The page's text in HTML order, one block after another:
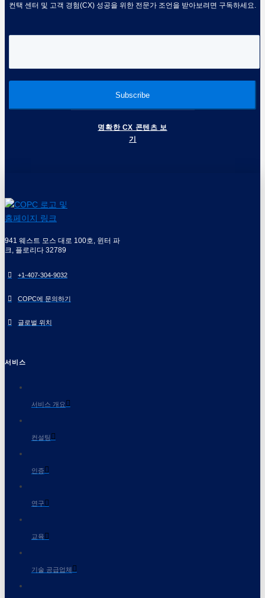
컨택 센터 및 고객 경험(CX) 성공을 위한 전문가 조언을 받아보려면 구독하세요.
명확한 CX 콘텐츠 보
기
941 웨스트 모스 대로 100호, 윈터 파
크, 플로리다 32789
+1-407-304-9032
COPC에 문의하기
글로벌 위치
서비스
서비스 개요
컨설팅
인증
연구
교육
기술 공급업체